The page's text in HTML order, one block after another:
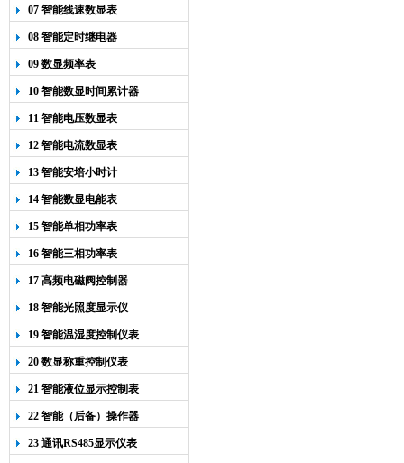
07 智能线速数显表
08 智能定时继电器
09 数显频率表
10 智能数显时间累计器
11 智能电压数显表
12 智能电流数显表
13 智能安培小时计
14 智能数显电能表
15 智能单相功率表
16 智能三相功率表
17 高频电磁阀控制器
18 智能光照度显示仪
19 智能温湿度控制仪表
20 数显称重控制仪表
21 智能液位显示控制表
22 智能（后备）操作器
23 通讯RS485显示仪表